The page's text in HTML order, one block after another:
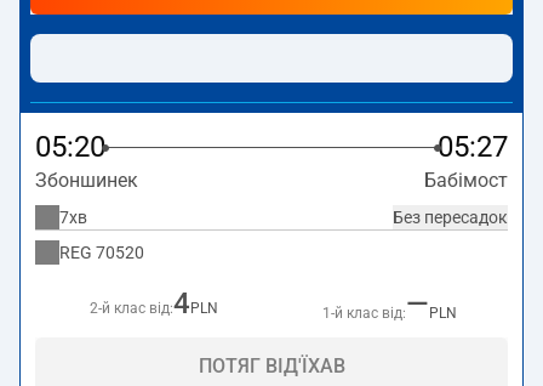
Intercity— пропонують нижчу ціну квитка і зазвичай
довший час подорожі. Потяг завершує маршрут на
станції Бабімост.
05:20 05:27
Збоншинек Бабімост
Без пересадок
7хв
REG 70520
2-й клас від:4 PLN 1-й клас від:— PLN
ПОТЯГ ВІД'ЇХАВ